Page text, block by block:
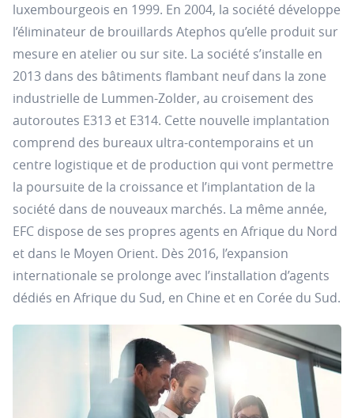
luxembourgeois en 1999. En 2004, la société développe
l’éliminateur de brouillards Atephos qu’elle produit sur
mesure en atelier ou sur site. La société s’installe en
2013 dans des bâtiments flambant neuf dans la zone
industrielle de Lummen-Zolder, au croisement des
autoroutes E313 et E314. Cette nouvelle implantation
comprend des bureaux ultra-contemporains et un
centre logistique et de production qui vont permettre
la poursuite de la croissance et l’implantation de la
société dans de nouveaux marchés. La même année,
EFC dispose de ses propres agents en Afrique du Nord
et dans le Moyen Orient. Dès 2016, l’expansion
internationale se prolonge avec l’installation d’agents
dédiés en Afrique du Sud, en Chine et en Corée du Sud.